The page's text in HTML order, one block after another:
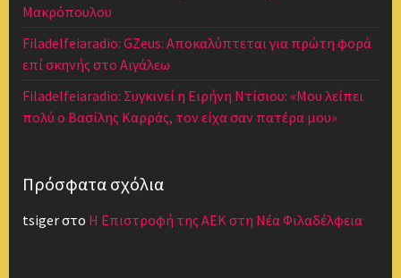
Μακρόπουλου
Filadelfeiaradio: GZeus: Αποκαλύπτεται για πρώτη φορά
επί σκηνής στο Αιγάλεω
Filadelfeiaradio: Συγκινεί η Ειρήνη Ντίσιου: «Μου λείπει
πολύ ο Βασίλης Καρράς, τον είχα σαν πατέρα μου»
Πρόσφατα σχόλια
tsigerστο Η Επιστροφή της ΑΕΚ στη Νέα Φιλαδέλφεια